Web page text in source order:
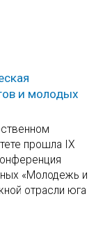
и молодых
прошла IX
«Молодежь и
отрасли юга